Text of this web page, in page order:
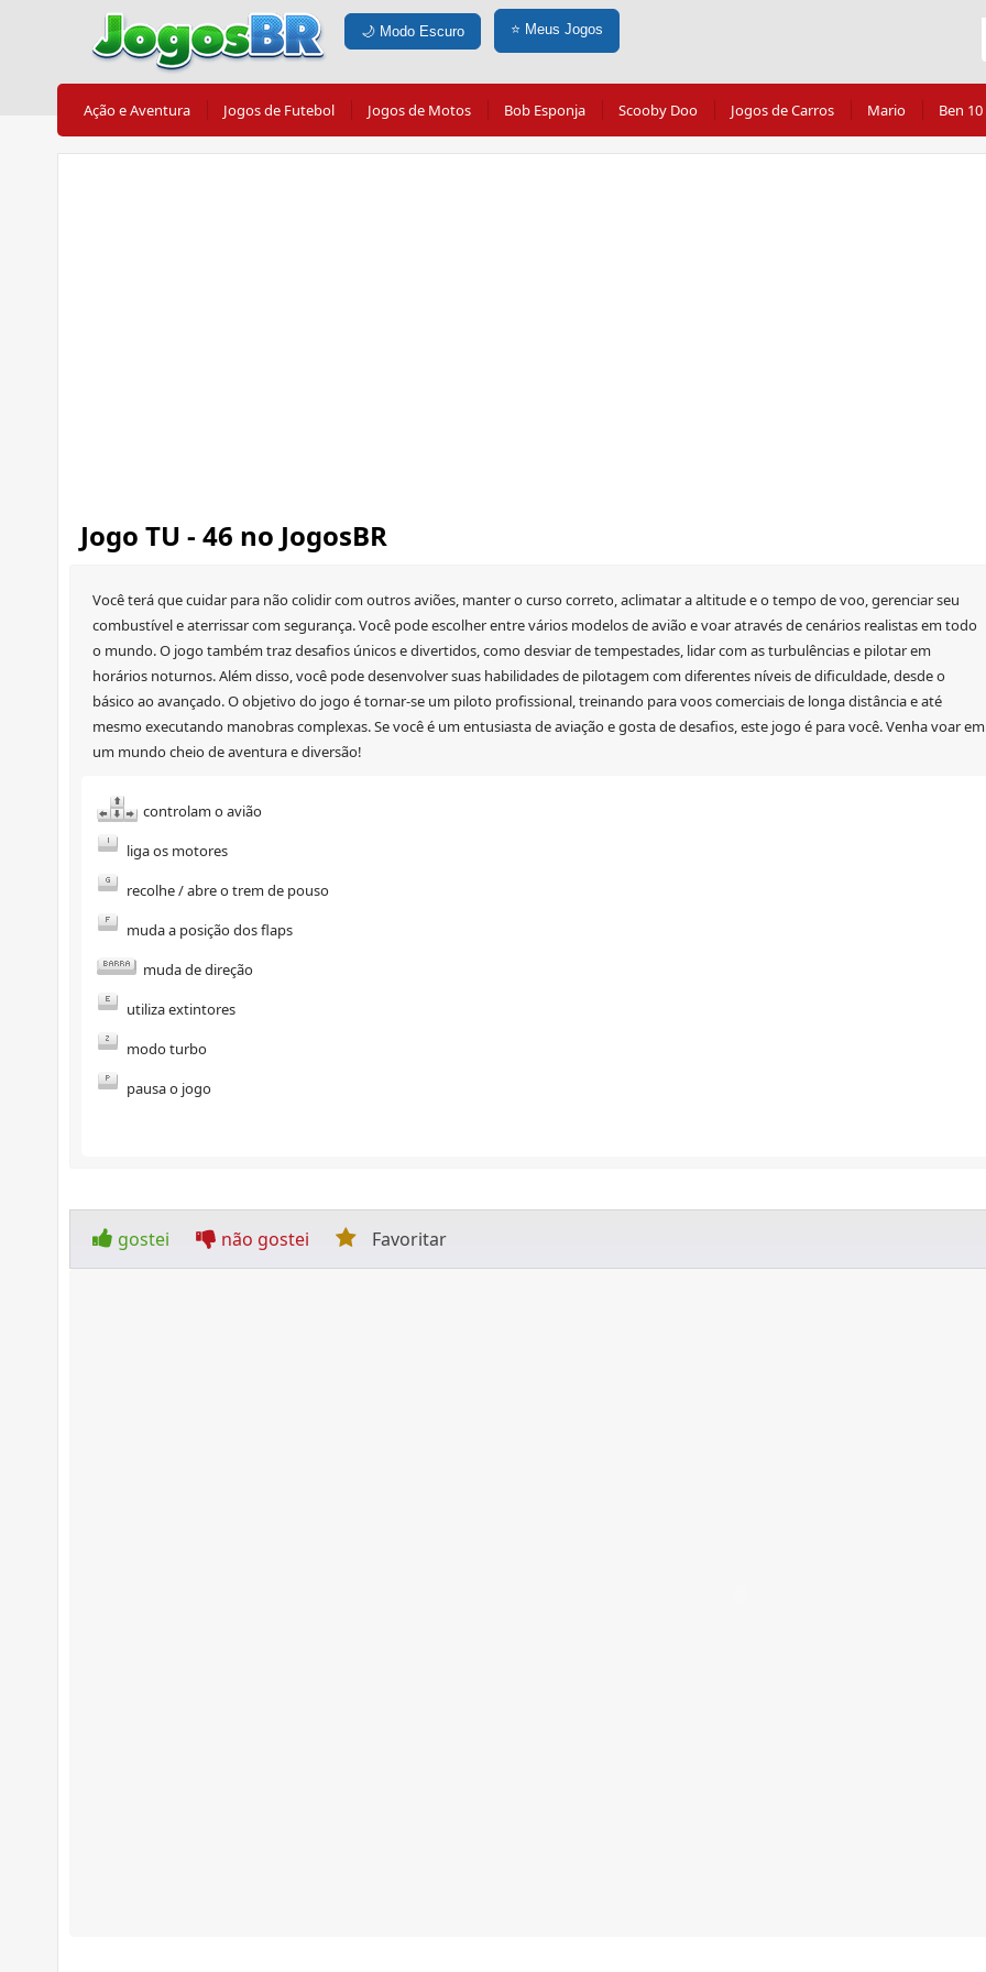
🌙 Modo Escuro ⭐ Meus Jogos
Ação e Aventura Jogos de Futebol Jogos de Motos Bob Esponja Scooby Doo Jogos de Carros Mario Ben 10
Jogo TU - 46 no JogosBR
Você terá que cuidar para não colidir com outros aviões, manter o curso correto, aclimatar a altitude e o tempo de voo, gerenciar seu
combustível e aterrissar com segurança. Você pode escolher entre vários modelos de avião e voar através de cenários realistas em todo
o mundo. O jogo também traz desafios únicos e divertidos, como desviar de tempestades, lidar com as turbulências e pilotar em
horários noturnos. Além disso, você pode desenvolver suas habilidades de pilotagem com diferentes níveis de dificuldade, desde o
básico ao avançado. O objetivo do jogo é tornar-se um piloto profissional, treinando para voos comerciais de longa distância e até
mesmo executando manobras complexas. Se você é um entusiasta de aviação e gosta de desafios, este jogo é para você. Venha voar em
um mundo cheio de aventura e diversão!
controlam o avião
liga os motores
recolhe / abre o trem de pouso
muda a posição dos flaps
muda de direção
utiliza extintores
modo turbo
pausa o jogo
gostei não gostei Favoritar